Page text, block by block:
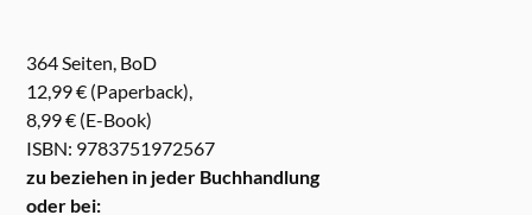
364 Seiten, BoD
12,99 € (Paperback),
8,99 € (E-Book)
ISBN: 9783751972567
zu beziehen in jeder Buchhandlung
oder bei: